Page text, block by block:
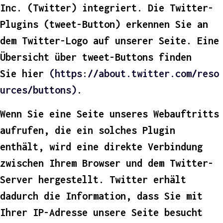
Inc. (Twitter) integriert. Die Twitter-
Plugins (tweet-Button) erkennen Sie an
dem Twitter-Logo auf unserer Seite. Eine
Übersicht über tweet-Buttons finden
Sie
hier
(https://about.twitter.com/reso
urces/buttons) .
Wenn Sie eine Seite unseres Webauftritts
aufrufen, die ein solches Plugin
enthält, wird eine direkte Verbindung
zwischen Ihrem Browser und dem Twitter-
Server hergestellt. Twitter erhält
dadurch die Information, dass Sie mit
Ihrer IP-Adresse unsere Seite besucht